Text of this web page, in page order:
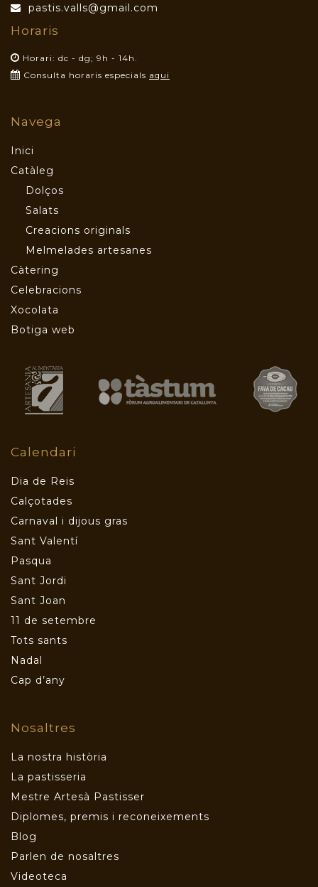
pastis.valls@gmail.com
Horaris
Horari: dc - dg; 9h - 14h.
Consulta horaris especials aqui
Navega
Inici
Catàleg
Dolços
Salats
Creacions originals
Melmelades artesanes
Càtering
Celebracions
Xocolata
Botiga web
Calendari
Dia de Reis
Calçotades
Carnaval i dijous gras
Sant Valentí
Pasqua
Sant Jordi
Sant Joan
11 de setembre
Tots sants
Nadal
Cap d’any
Nosaltres
La nostra història
La pastisseria
Mestre Artesà Pastisser
Diplomes, premis i reconeixements
Blog
Parlen de nosaltres
Videoteca